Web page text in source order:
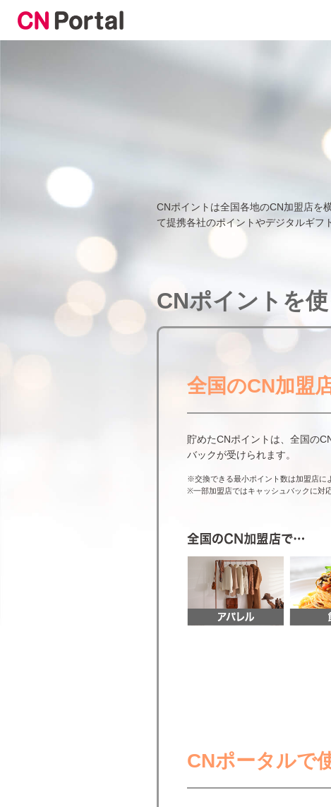
CNポイントは全国各地のCN加盟店を
て提携各社のポイントやデジタルギフ
CNポイントを使
全国のCN加盟
貯めたCNポイントは、全国の
バックが受けられます。
※交換できる最小ポイント数は加盟店に
※一部加盟店ではキャッシュバックに対
CNポータルで